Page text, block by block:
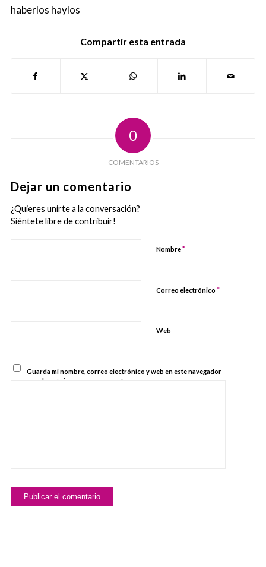
haberlos haylos
Compartir esta entrada
0
COMENTARIOS
Dejar un comentario
¿Quieres unirte a la conversación?
Siéntete libre de contribuir!
Nombre*
Correo electrónico *
Web
Guarda mi nombre, correo electrónico y web en este navegador
para la próxima vez que comente.